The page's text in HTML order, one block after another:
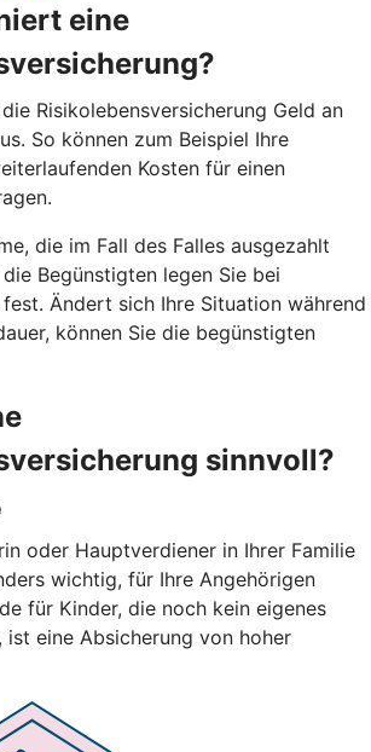
eine
Risikolebensversicherung Geld an
So können zum Beispiel Ihre
Kosten für einen
die im Fall des Falles ausgezahlt
Begünstigten legen Sie bei
Ändert sich Ihre Situation während
können Sie die begünstigten
sinnvoll?
oder Hauptverdiener in Ihrer Familie
wichtig, für Ihre Angehörigen
für Kinder, die noch kein eigenes
ist eine Absicherung von hoher